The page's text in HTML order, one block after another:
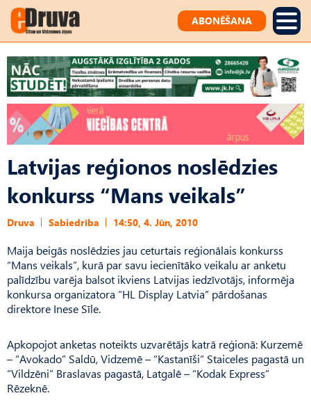
ABONĒŠANA
Latvijas reģionos noslēdzies
konkurss “Mans veikals”
Druva Sabiedrība 14:50, 4. Jūn, 2010
Maija beigās noslēdzies jau ceturtais reģionālais konkurss
“Mans veikals”, kurā par savu iecienītāko veikalu ar anketu
palīdzību varēja balsot ikviens Latvijas iedzīvotājs, informēja
konkursa organizatora “HL Display Latvia” pārdošanas
direktore Inese Sīle.
Apkopojot anketas noteikts uzvarētājs katrā reģionā: Kurzemē
– “Avokado” Saldū, Vidzemē – “Kastanīši” Staiceles pagastā un
“Vildzēni” Braslavas pagastā, Latgalē – “Kodak Express”
Rēzeknē.